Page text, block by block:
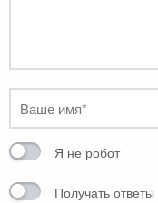
Я не робот
Получать